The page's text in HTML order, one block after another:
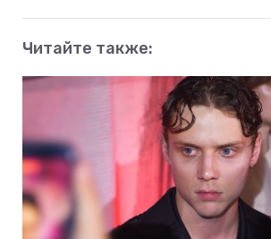
Читайте также: